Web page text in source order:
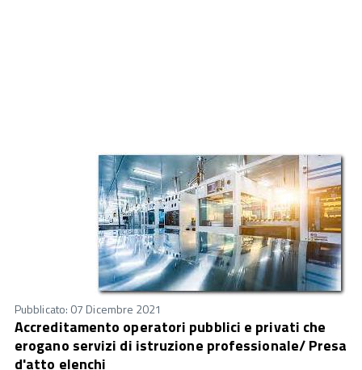
Pubblicato: 07 Dicembre 2021
Accreditamento operatori pubblici e privati che
erogano servizi di istruzione professionale/ Presa
d'atto elenchi